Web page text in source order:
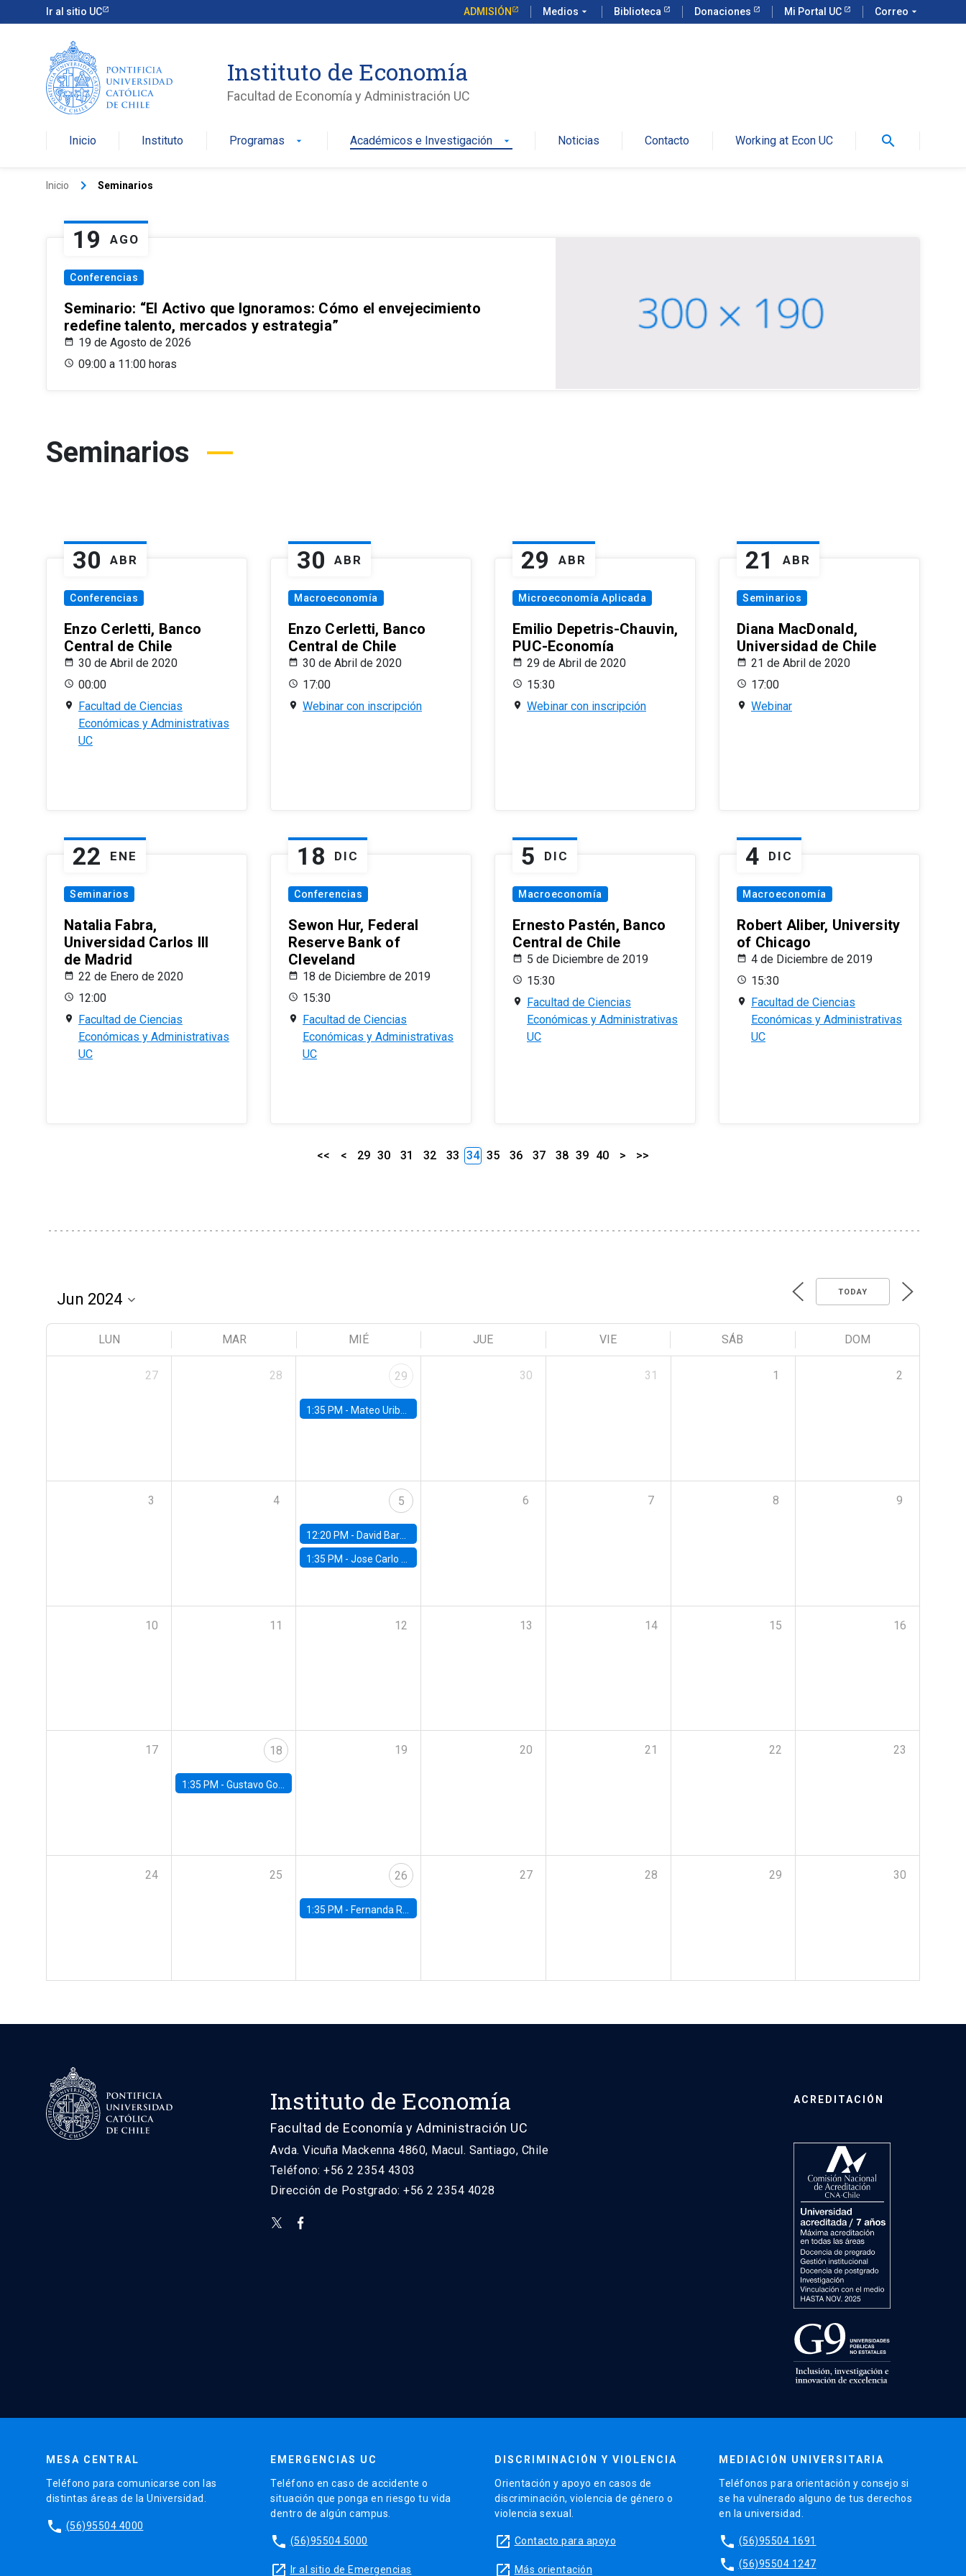
Ir al sitio UC ADMISIÓN Medios arrow_drop_down Biblioteca Donaciones Mi Portal UC Correo arrow_drop_down
Instituto de Economía
Facultad de Economía y Administración UC
Inicio Instituto Programas arrow_drop_down Académicos e Investigación arrow_drop_down Noticias Contacto Working at Econ UC search
Inicio keyboard_arrow_right Seminarios
19 AGO
Conferencias
Seminario: “El Activo que Ignoramos: Cómo el envejecimiento
redefine talento, mercados y estrategia”
19 de Agosto de 2026
09:00 a 11:00 horas
Seminarios
30 ABR
Conferencias
Enzo Cerletti, Banco
Central de Chile
30 de Abril de 2020
00:00
Facultad de Ciencias
Económicas y Administrativas
UC
30 ABR
Macroeconomía
Enzo Cerletti, Banco
Central de Chile
30 de Abril de 2020
17:00
Webinar con inscripción
29 ABR
Microeconomía Aplicada
Emilio Depetris-Chauvin,
PUC-Economía
29 de Abril de 2020
15:30
Webinar con inscripción
21 ABR
Seminarios
Diana MacDonald,
Universidad de Chile
21 de Abril de 2020
17:00
Webinar
22 ENE
Seminarios
Natalia Fabra,
Universidad Carlos III
de Madrid
22 de Enero de 2020
12:00
Facultad de Ciencias
Económicas y Administrativas
UC
18 DIC
Conferencias
Sewon Hur, Federal
Reserve Bank of
Cleveland
18 de Diciembre de 2019
15:30
Facultad de Ciencias
Económicas y Administrativas
UC
5 DIC
Macroeconomía
Ernesto Pastén, Banco
Central de Chile
5 de Diciembre de 2019
15:30
Facultad de Ciencias
Económicas y Administrativas
UC
4 DIC
Macroeconomía
Robert Aliber, University
of Chicago
4 de Diciembre de 2019
15:30
Facultad de Ciencias
Económicas y Administrativas
UC
<< < 29 30 31 32 33 34 35 36 37 38 39 40 > >>
TODAY
LUN MAR MIÉ JUE VIE SÁB DOM
27 28 29
1:35 PM - Mateo Uribe-Castro, Universidad de los Andes (Colombia)
30 31 1 2
3 4 5
12:20 PM - David Bardey, Universidad de los Andes - CEDE
1:35 PM -Jose Carlo Bermudez, UC (ME) & World Bank
6 7 8 9
10 11 12 13 14 15 16
17 18
1:35 PM - Gustavo González, Banco Central de Chile
19 20 21 22 23
24 25 26
1:35 PM - Fernanda Rojas Ampuero, University of Wisconsin-Madison
27 28 29 30
Instituto de Economía
Facultad de Economía y Administración UC
Avda. Vicuña Mackenna 4860, Macul. Santiago, Chile
Teléfono: +56 2 2354 4303
Dirección de Postgrado: +56 2 2354 4028
ACREDITACIÓN
MESA CENTRAL
Teléfono para comunicarse con las
distintas áreas de la Universidad.
phone (56)95504 4000
EMERGENCIAS UC
Teléfono en caso de accidente o
situación que ponga en riesgo tu vida
dentro de algún campus.
phone (56)95504 5000
launch Ir al sitio de Emergencias
DISCRIMINACIÓN Y VIOLENCIA
Orientación y apoyo en casos de
discriminación, violencia de género o
violencia sexual.
launch Contacto para apoyo
launch Más orientación
MEDIACIÓN UNIVERSITARIA
Teléfonos para orientación y consejo si
se ha vulnerado alguno de tus derechos
en la universidad.
phone (56)95504 1691
phone (56)95504 1247